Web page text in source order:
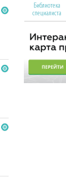
Библиотека
специалиста